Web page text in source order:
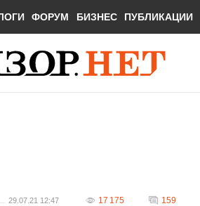
ФОРУМ БИЗНЕС ПУБЛИКАЦИИ
29.07.21 12:47 17 175 159